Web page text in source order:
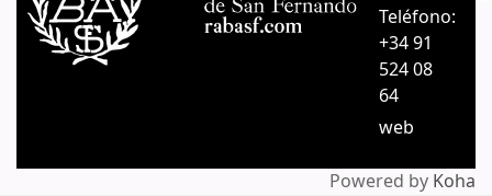
Teléfono:
+34 91
524 08
64
web
Powered by Koha